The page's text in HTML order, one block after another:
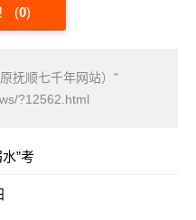
(0)
抚顺七千年网站）"
?12562.html
”考